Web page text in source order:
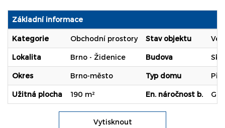
Základní informace
Kategorie Obchodní prostory Stav objektu
Lokalita Brno - Židenice Budova
Okres Brno-město Typ domu
Užitná plocha 190 m² En. náročnost b. G
Vytisknout